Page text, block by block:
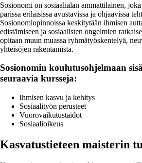
Sosionomi on sosiaalialan ammattilainen,
parissa erilaisissa avustavissa ja ohjaavissa
Sosionomiopinnoissa keskitytään ihmisen
edistämiseen ja sosiaalisten ongelmien
opitaan muun muassa ryhmätyöskentelyä,
yhteisöjen rakentamista.
Sosionomin koulutusohjelmaan
seuraavia kursseja:
Ihmisen kasvu ja kehitys
Sosiaalityön perusteet
Vuorovaikutustaidot
Sosiaalioikeus
Kasvatustieteen maisterin